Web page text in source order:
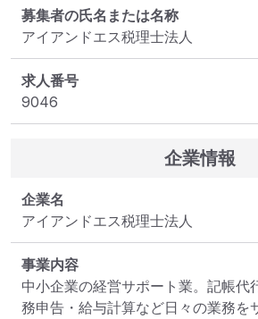
募集者の氏名または名称
アイアンドエス税理士法人
求人番号
9046
企業情報
企業名
アイアンドエス税理士法人
事業内容
中小企業の経営サポート業。記帳代
務申告・給与計算など日々の業務を